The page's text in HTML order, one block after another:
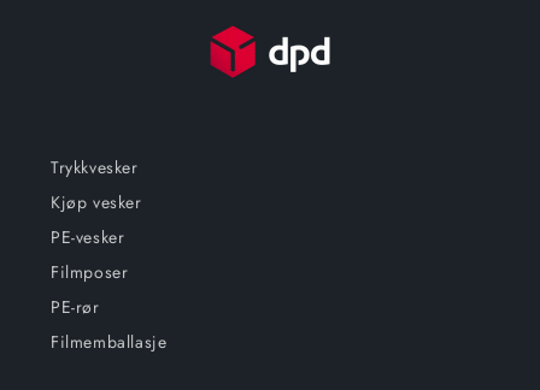
Trykkvesker
Kjøp vesker
PE-vesker
Filmposer
PE-rør
Filmemballasje